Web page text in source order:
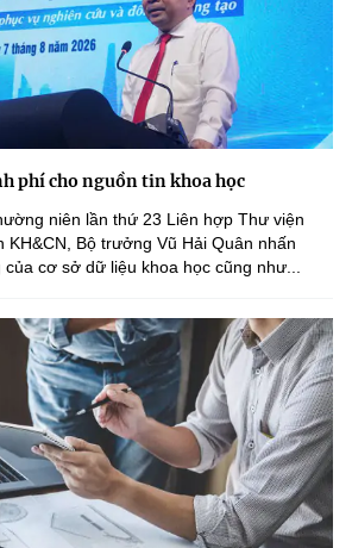
phí cho nguồn tin khoa học
niên lần thứ 23 Liên hợp Thư viện
KH&CN, Bộ trưởng Vũ Hải Quân nhấn
cơ sở dữ liệu khoa học cũng như...